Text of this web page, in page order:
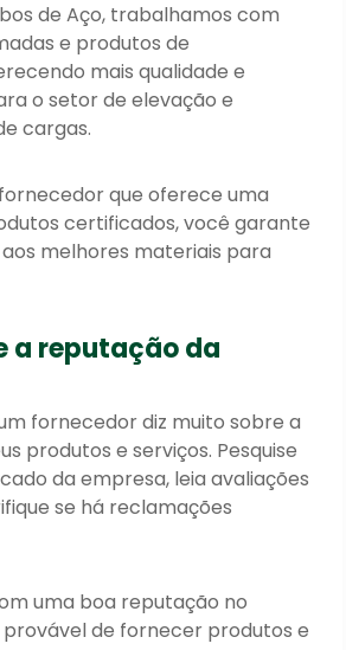
de Aço, trabalhamos com
e produtos de
mais qualidade e
o setor de elevação e
cargas.
que oferece uma
certificados, você garante
melhores materiais para
a reputação da
fornecedor diz muito sobre a
produtos e serviços. Pesquise
da empresa, leia avaliações
se há reclamações
uma boa reputação no
de fornecer produtos e